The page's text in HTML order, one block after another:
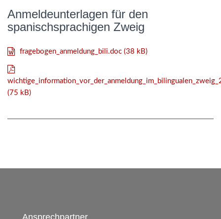
Anmeldeunterlagen für den
spanischsprachigen Zweig
fragebogen_anmeldung_bili.doc (38 kB)
(75 kB)
Ansprechpartner